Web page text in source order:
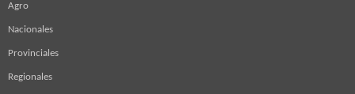
Agro
Nacionales
Provinciales
Regionales